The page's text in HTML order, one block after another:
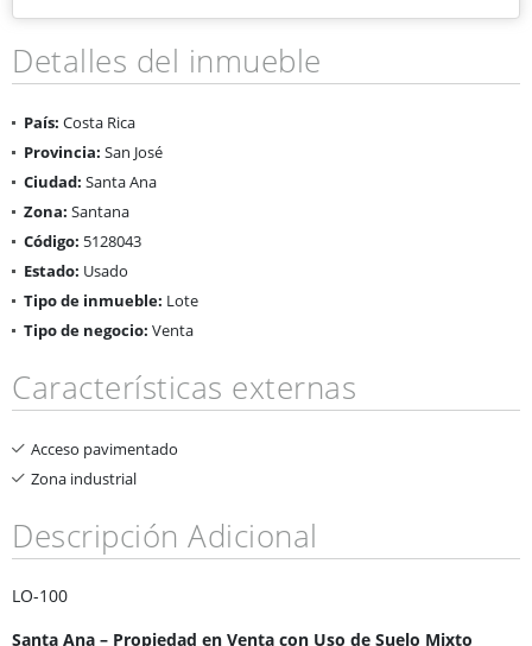
Detalles del inmueble
País: Costa Rica
Provincia: San José
Ciudad: Santa Ana
Zona: Santana
Código: 5128043
Estado: Usado
Tipo de inmueble: Lote
Tipo de negocio: Venta
Características externas
Acceso pavimentado
Zona industrial
Descripción Adicional
LO-100
Santa Ana – Propiedad en Venta con Uso de Suelo Mixto